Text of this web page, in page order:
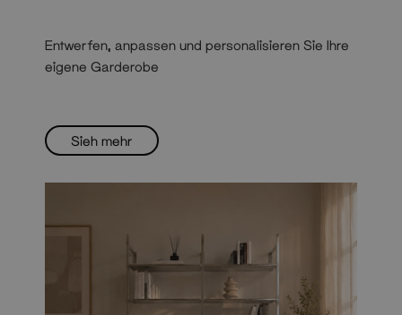
Entwerfen, anpassen und personalisieren Sie Ihre
eigene Garderobe
Sieh mehr